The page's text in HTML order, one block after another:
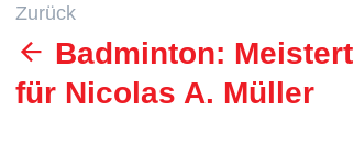
Zurück
Badminton:
für Nicolas A. Müller